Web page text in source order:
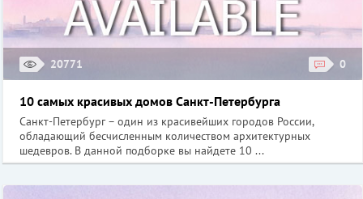
Стоимость: взрослый – 400 рублей; студенческий, пенсионный,
детский – бесплатно
Малый Эрмитаж, Санкт-Петербург, Дворцовая площадь
20771 0
10 самых красивых домов Санкт-Петербурга
Санкт-Петербург – один из красивейших городов России,
обладающий бесчисленным количеством архитектурных
шедевров. В данной подборке вы найдете 10 ...